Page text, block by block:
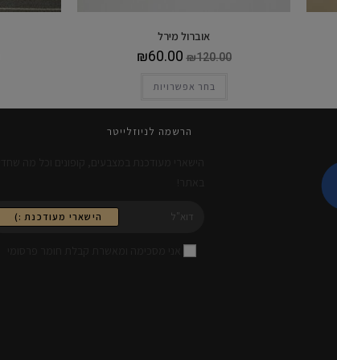
אוברול מירל
₪120.00
₪60.00
בחר אפשרויות
הרשמה לניוזלייטר
הישארי מעודכנת :)